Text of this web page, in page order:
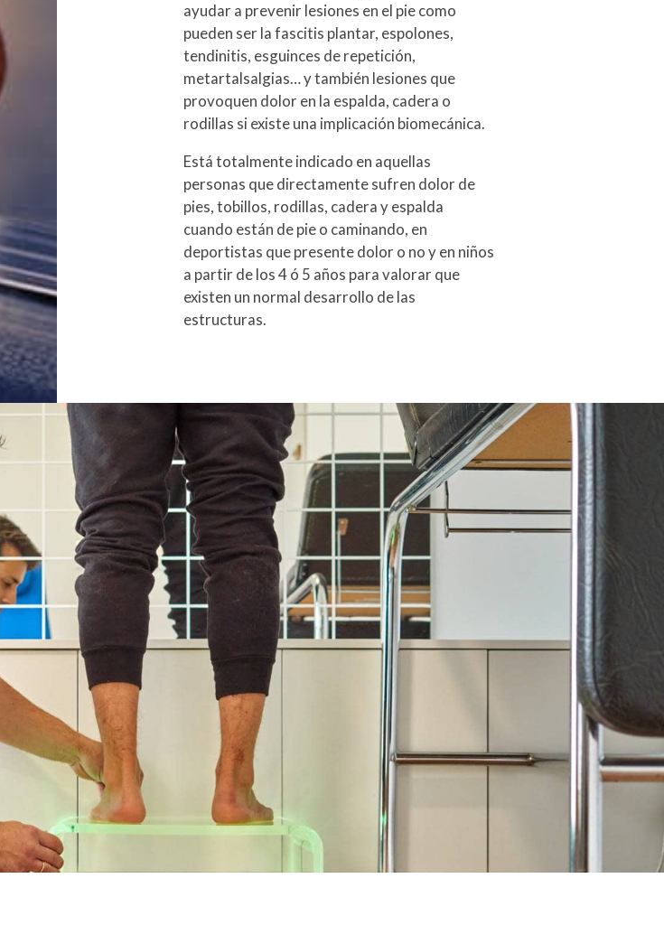
ayudar a prevenir lesiones en el pie como
pueden ser la fascitis plantar, espolones,
tendinitis, esguinces de repetición,
metartalsalgias… y también lesiones que
provoquen dolor en la espalda, cadera o
rodillas si existe una implicación biomecánica.
Está totalmente indicado en aquellas
personas que directamente sufren dolor de
pies, tobillos, rodillas, cadera y espalda
cuando están de pie o caminando, en
deportistas que presente dolor o no y en niños
a partir de los 4 ó 5 años para valorar que
existen un normal desarrollo de las
estructuras.